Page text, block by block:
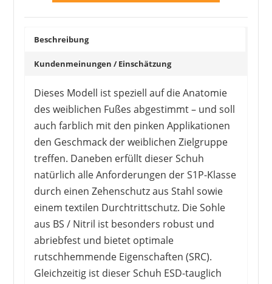
Beschreibung
Kundenmeinungen / Einschätzung
Dieses Modell ist speziell auf die Anatomie
des weiblichen Fußes abgestimmt – und soll
auch farblich mit den pinken Applikationen
den Geschmack der weiblichen Zielgruppe
treffen. Daneben erfüllt dieser Schuh
natürlich alle Anforderungen der S1P-Klasse
durch einen Zehenschutz aus Stahl sowie
einem textilen Durchtrittschutz. Die Sohle
aus BS / Nitril ist besonders robust und
abriebfest und bietet optimale
rutschhemmende Eigenschaften (SRC).
Gleichzeitig ist dieser Schuh ESD-tauglich